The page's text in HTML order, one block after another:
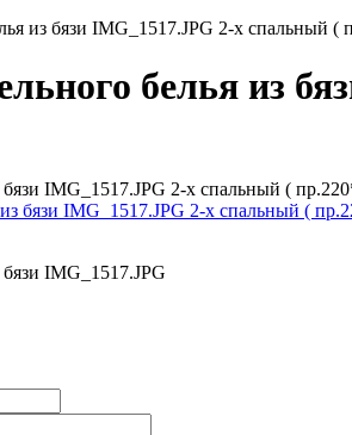
из бязи IMG_1517.JPG 2-х спальный
белья из
бязи IMG_1517.JPG 2-х спальный (
IMG_1517.JPG